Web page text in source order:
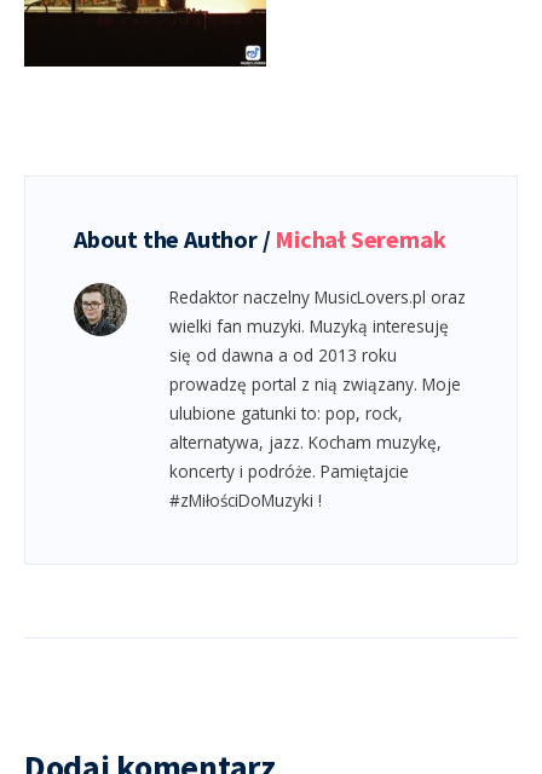
About the Author / Michał Seremak
Redaktor naczelny MusicLovers.pl oraz
wielki fan muzyki. Muzyką interesuję
się od dawna a od 2013 roku
prowadzę portal z nią związany. Moje
ulubione gatunki to: pop, rock,
alternatywa, jazz. Kocham muzykę,
koncerty i podróże. Pamiętajcie
#zMiłościDoMuzyki !